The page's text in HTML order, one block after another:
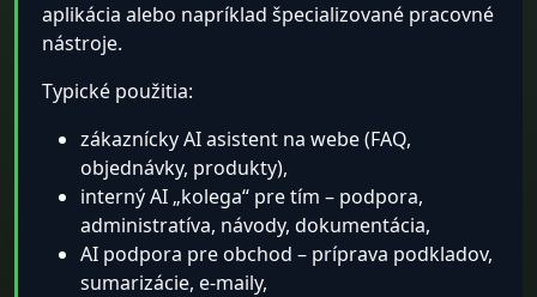
aplikácia alebo napríklad špecializované pracovné
nástroje.
Typické použitia:
zákaznícky AI asistent na webe (FAQ,
objednávky, produkty),
interný AI „kolega“ pre tím – podpora,
administratíva, návody, dokumentácia,
AI podpora pre obchod – príprava podkladov,
sumarizácie, e-maily,